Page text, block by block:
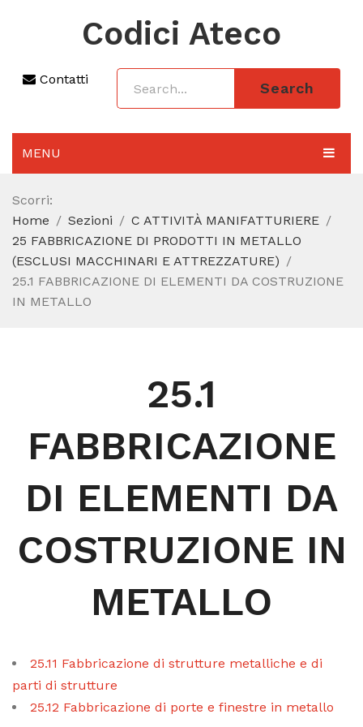
Codici Ateco
Contatti
Search
MENU
AGGIORNAMENTO 2025
SEZIONI
CODICE ATECO A COSA SERVE
Scorri:
Home
Sezioni
C ATTIVITÀ MANIFATTURIERE
25 FABBRICAZIONE DI PRODOTTI IN METALLO
(ESCLUSI MACCHINARI E ATTREZZATURE)
25.1 FABBRICAZIONE DI ELEMENTI DA COSTRUZIONE
IN METALLO
25.1
FABBRICAZIONE
DI ELEMENTI DA
COSTRUZIONE IN
METALLO
25.11 Fabbricazione di strutture metalliche e di
parti di strutture
25.12 Fabbricazione di porte e finestre in metallo